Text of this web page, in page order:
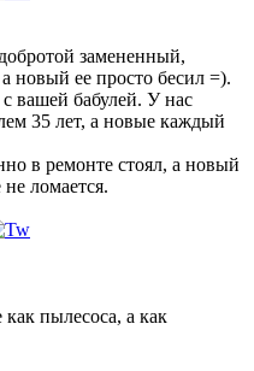
замененный,
новый ее просто бесил =).
вашей бабулей. У нас
35 лет, а новые каждый
в ремонте стоял, а новый
не ломается.
пылесоса, а как